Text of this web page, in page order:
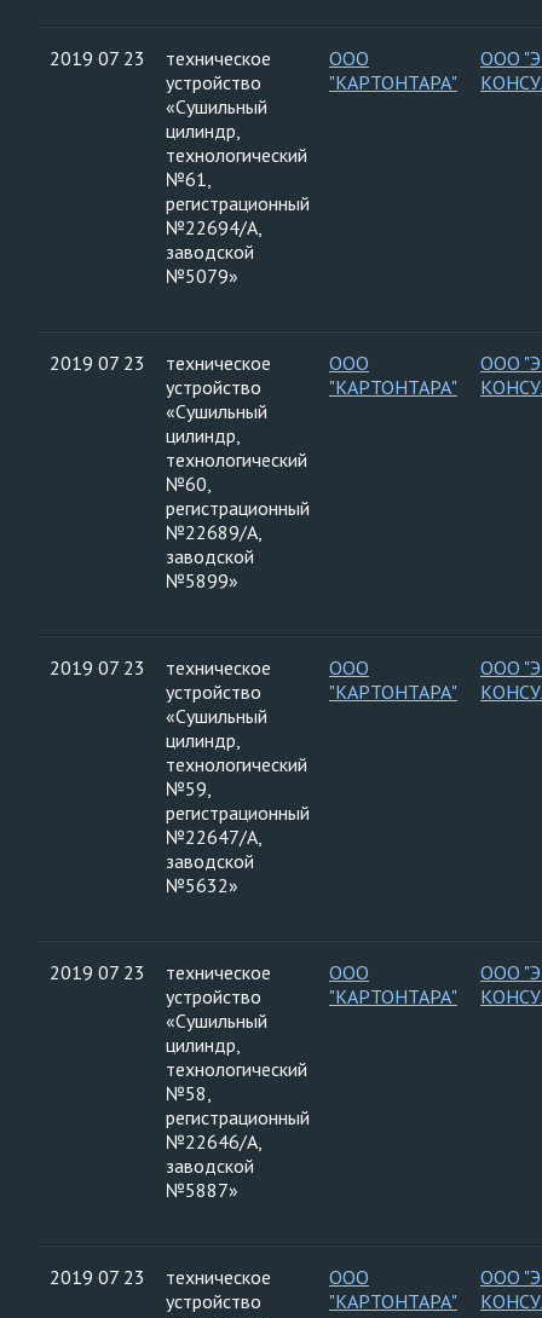
2019 07 23
техническое
устройство
«Сушильный
цилиндр,
технологический
№61,
регистрационный
№22694/А,
заводской
№5079»
ООО
"КАРТОНТАРА"
ООО
2019 07 23
техническое
устройство
«Сушильный
цилиндр,
технологический
№60,
регистрационный
№22689/А,
заводской
№5899»
ООО
"КАРТОНТАРА"
ООО
2019 07 23
техническое
устройство
«Сушильный
цилиндр,
технологический
№59,
регистрационный
№22647/А,
заводской
№5632»
ООО
"КАРТОНТАРА"
ООО
2019 07 23
техническое
устройство
«Сушильный
цилиндр,
технологический
№58,
регистрационный
№22646/А,
заводской
№5887»
ООО
"КАРТОНТАРА"
ООО
2019 07 23
техническое
устройство
ООО
"КАРТОНТАРА"
ООО